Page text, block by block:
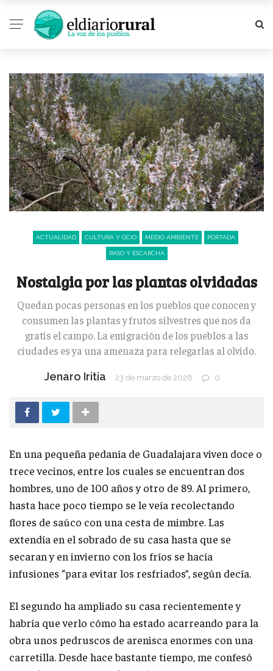
ACTUALIDAD CULTURA Y OCIO MEDIO AMBIENTE PORTADA
RASO Y ESCARCHA
Nostalgia por las plantas olvidadas
Quedan pocas personas en los pueblos que conocen y
consumen las plantas y frutos silvestres que nos da
gratis el campo. La emigración de los pueblos a las
ciudades es ya una amenaza para relegarlas al olvido.
Jenaro Iritia 23 de marzo de 2026 0
En una pequeña pedanía de Guadalajara viven doce o
trece vecinos, entre los cuales se encuentran dos
hombres, uno de 100 años y otro de 89. Al primero,
hasta hace poco tiempo se le veía recolectando
flores de saúco con una cesta de mimbre. Las
extendía en el sobrado de su casa hasta que se
secaran y en invierno con los fríos se hacía
infusiones “para evitar los resfriados”, según decía.
El segundo ha ampliado su casa recientemente y
habría que verlo cómo ha estado acarreando para la
obra unos pedruscos de arenisca enormes con una
carretilla. Desde hace bastante tiempo, me confesó